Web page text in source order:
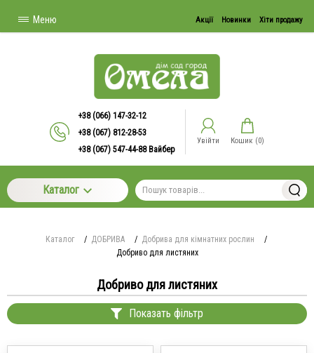
Меню Акції Новинки Хіти продажу
+38 (066) 147-32-12
+38 (067) 812-28-53
+38 (067) 547-44-88 Вайбер
Увійти Кошик (0)
Каталог
Каталог / ДОБРИВА / Добрива для кімнатних рослин
/
Добриво для листяних
Добриво для листяних
Показать фільтр